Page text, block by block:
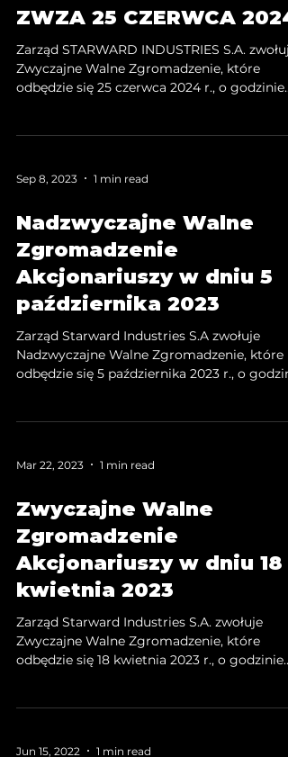
środków komunikacji elektronicznej.
ZWZA 25 CZERWCA 2024
Zarząd STARWARD INDUSTRIES S.A. zwołuje
Zwyczajne Walne Zgromadzenie, które
odbędzie się 25 czerwca 2024 r., o godzinie
komunikacji elektronicznej.
Sep 8, 2023 1 min read
Nadzwyczajne Walne
Zgromadzenie
Akcjonariuszy w dniu 5
października 2023
Zarząd Starward Industries S.A zwołuje
Nadzwyczajne Walne Zgromadzenie, które
odbędzie się 5 października 2023 r., o
października 2023.
Mar 22, 2023 1 min read
Zwyczajne Walne
Zgromadzenie
Akcjonariuszy w dniu 18
kwietnia 2023
Zarząd Starward Industries S.A. zwołuje
Zwyczajne Walne Zgromadzenie, które
odbędzie się 18 kwietnia 2023 r., o godzinie
Jun 15, 2022 1 min read